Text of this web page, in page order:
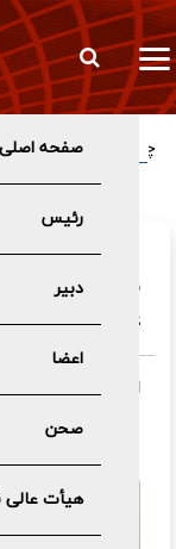
صفحه اصلی
رئیس
دبیر
اعضا
صحن
هیأت عالی
چراغ سبز هیئت عالی
در شرایط اضطرار
ادامه
عالی نظارت
کد خبر: